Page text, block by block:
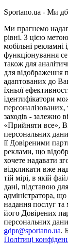
Sportano.ua - Ми
Ми прагнемо
рівні. З цією
мобільні рекламні
функціонування
також для
для відображення
адаптованих до
їхньої
ідентифікатори
заходів - залежно
«Прийняти все»,
персональних
її Довіреними
реклами, що
хочете надавати
відкликати вже
тій мірі, в якій
дані, підставою
адміністратора,
надання послуг та
його Довірених
персональних
gdpr@sportano.ua.
Політиці